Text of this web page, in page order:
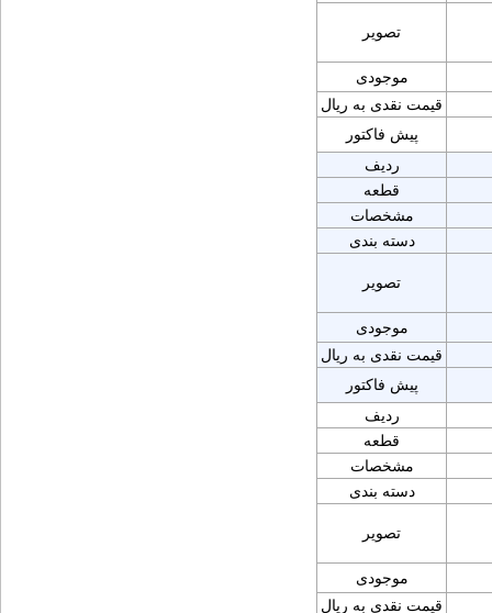
تصویر
موجودی
قیمت نقدی به ریال
پیش فاکتور
ردیف
قطعه
مشخصات
دسته بندی
تصویر
موجودی
قیمت نقدی به ریال
پیش فاکتور
ردیف
قطعه
مشخصات
دسته بندی
تصویر
موجودی
قیمت نقدی به ریال